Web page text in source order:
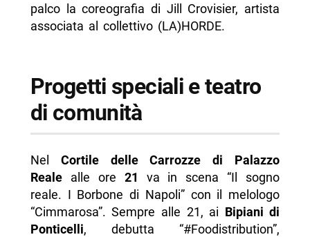
palco la coreografia di Jill Crovisier, artista
associata al collettivo (LA)HORDE.
Progetti speciali e teatro
di comunità
Nel Cortile delle Carrozze di Palazzo
Realealle ore 21
va in scena “Il sogno
reale. I Borbone di Napoli” con il melologo
“Cimmarosa”. Sempre alle 21, ai Bipiani di
Ponticelli, debutta “#Foodistribution”,